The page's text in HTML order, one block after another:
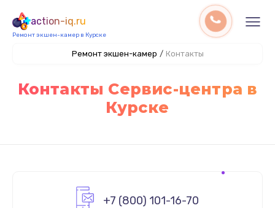
action-iq.ru
Ремонт экшен-камер в Курске
Ремонт экшен-камер / Контакты
Контакты Сервис-центра в
Курске
+7 (800) 101-16-70